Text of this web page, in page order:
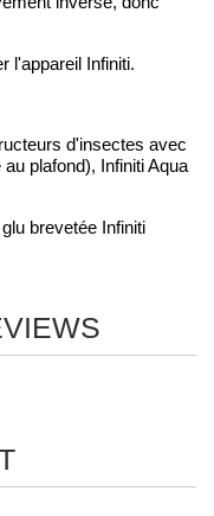
l'appareil Infiniti.
d'insectes avec
plafond), Infiniti Aqua
brevetée Infiniti